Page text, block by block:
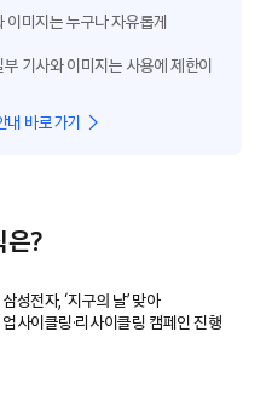
미지는 누구나 자유롭게
기사와 이미지는 사용에 제한이
바로가기
은?
삼성전자, ‘지구의 날’ 맞아
업사이클링·리사이클링 캠페인 진행